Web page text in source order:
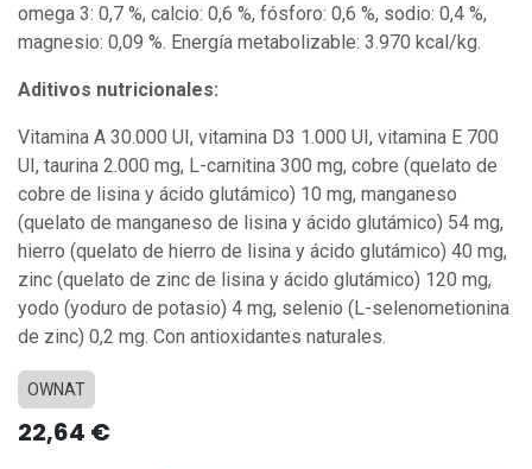
omega 3: 0,7 %, calcio: 0,6 %, fósforo: 0,6 %, sodio: 0,4 %,
magnesio: 0,09 %. Energía metabolizable: 3.970 kcal/kg.
Aditivos nutricionales:
Vitamina A 30.000 UI, vitamina D3 1.000 UI, vitamina E 700
UI, taurina 2.000 mg, L-carnitina 300 mg, cobre (quelato de
cobre de lisina y ácido glutámico) 10 mg, manganeso
(quelato de manganeso de lisina y ácido glutámico) 54 mg,
hierro (quelato de hierro de lisina y ácido glutámico) 40 mg,
zinc (quelato de zinc de lisina y ácido glutámico) 120 mg,
yodo (yoduro de potasio) 4 mg, selenio (L-selenometionina
de zinc) 0,2 mg. Con antioxidantes naturales.
OWNAT
22,64 €